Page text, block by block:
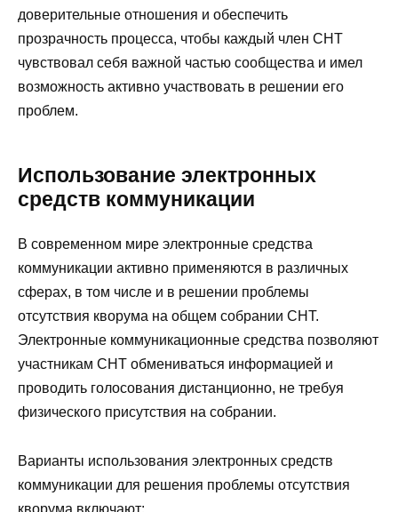
доверительные отношения и обеспечить
прозрачность процесса, чтобы каждый член СНТ
чувствовал себя важной частью сообщества и имел
возможность активно участвовать в решении его
проблем.
Использование электронных
средств коммуникации
В современном мире электронные средства
коммуникации активно применяются в различных
сферах, в том числе и в решении проблемы
отсутствия кворума на общем собрании СНТ.
Электронные коммуникационные средства позволяют
участникам СНТ обмениваться информацией и
проводить голосования дистанционно, не требуя
физического присутствия на собрании.
Варианты использования электронных средств
коммуникации для решения проблемы отсутствия
кворума включают: